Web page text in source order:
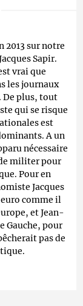
2013 sur notre
Sapir.
vrai que
les journaux
De plus, tout
qui se risque
est
A un
nécessaire
militer pour
Pour en
Jacques
comme il
et Jean-
Gauche, pour
pas de